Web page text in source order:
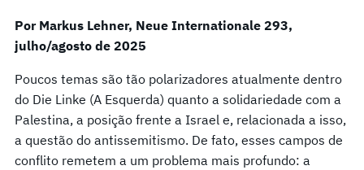
Por Markus Lehner, Neue Internationale 293,
julho/agosto de 2025
Poucos temas são tão polarizadores atualmente dentro
do Die Linke (A Esquerda) quanto a solidariedade com a
Palestina, a posição frente a Israel e, relacionada a isso,
a questão do antissemitismo. De fato, esses campos de
conflito remetem a um problema mais profundo: a